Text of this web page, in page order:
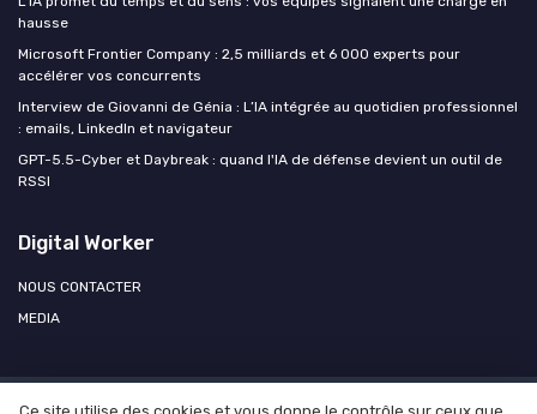
hausse
Microsoft Frontier Company : 2,5 milliards et 6 000 experts pour
accélérer vos concurrents
Interview de Giovanni de Génia : L’IA intégrée au quotidien professionnel
: emails, LinkedIn et navigateur
GPT-5.5-Cyber et Daybreak : quand l'IA de défense devient un outil de
RSSI
Digital Worker
NOUS CONTACTER
MEDIA